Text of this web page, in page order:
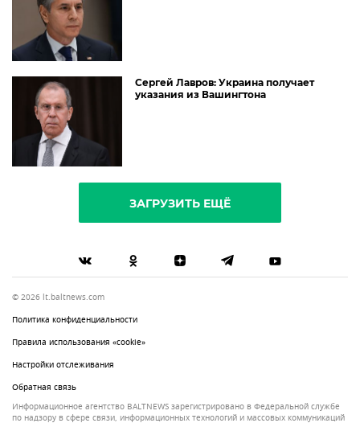
Сергей Лавров: Украина получает
указания из Вашингтона
ЗАГРУЗИТЬ ЕЩЁ
© 2026 lt.baltnews.com
Политика конфиденциальности
Правила использования «cookie»
Настройки отслеживания
Обратная связь
Информационное агентство BALTNEWS зарегистрировано в Федеральной службе
по надзору в сфере связи, информационных технологий и массовых коммуникаций